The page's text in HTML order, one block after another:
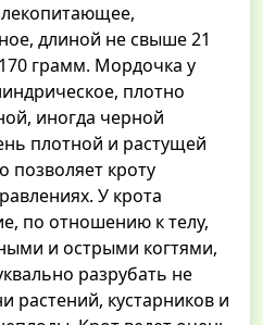
длиной не свыше 21
грамм. Мордочка у
плотно
иногда черной
плотной и растущей
позволяет кроту
У крота
по отношению к телу,
и острыми когтями,
разрубать не
растений, кустарников и